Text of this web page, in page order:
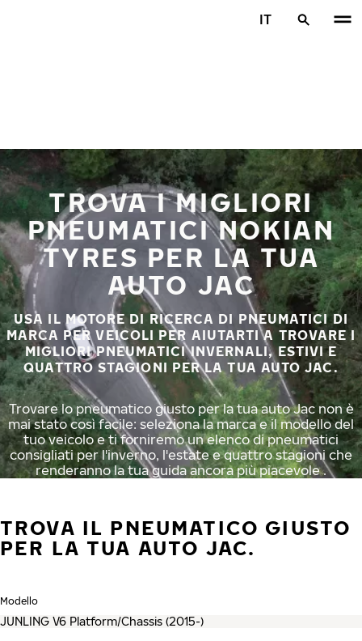
IT
TROVA I MIGLIORI
PNEUMATICI NOKIAN
TYRES PER LA TUA
AUTO JAC
USA IL MOTORE DI RICERCA DI PNEUMATICI DI
MARCA PER VEICOLI PER AIUTARTI A TROVARE I
MIGLIORI PNEUMATICI INVERNALI, ESTIVI E
QUATTRO STAGIONI PER LA TUA AUTO JAC.
Trovare lo pneumatico giusto per la tua auto Jac non è
mai stato così facile: seleziona la marca e il modello del
tuo veicolo e ti forniremo un elenco di pneumatici
consigliati per l'inverno, l'estate e quattro stagioni che
renderanno la tua guida ancora più piacevole .
TROVA IL PNEUMATICO GIUSTO
PER LA TUA AUTO JAC.
Modello